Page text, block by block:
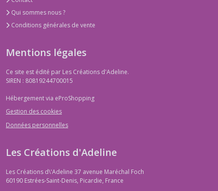
Qui sommes nous ?
Conditions générales de vente
Mentions légales
Ce site est édité par Les Créations d'Adeline.
SIREN : 80819244700015
Hébergement via eProShopping
Gestion des cookies
Données personnelles
Les Créations d'Adeline
Les Créations d\'Adeline 37 avenue Maréchal Foch
60190 Estrées-Saint-Denis, Picardie, France